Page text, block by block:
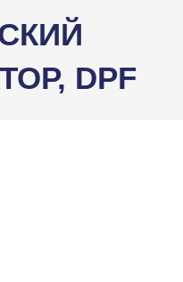
DPF